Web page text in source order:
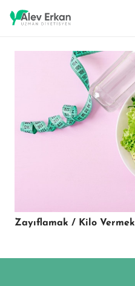
Zayıflamak / Kilo Vermek